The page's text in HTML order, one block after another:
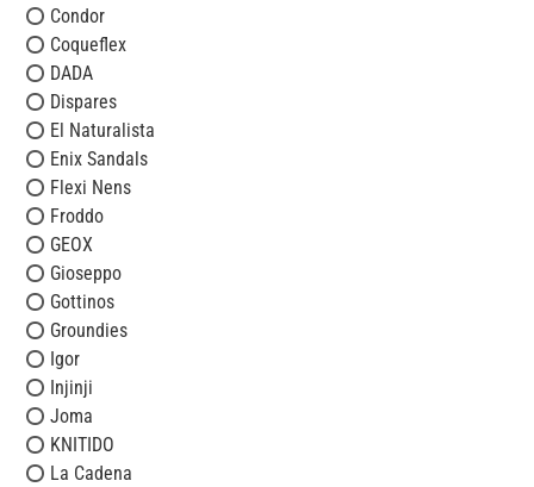
Condor
Coqueflex
DADA
Dispares
El Naturalista
Enix Sandals
Flexi Nens
Froddo
GEOX
Gioseppo
Gottinos
Groundies
Igor
Injinji
Joma
KNITIDO
La Cadena